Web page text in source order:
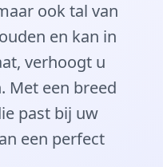
ook tal van
en kan in
verhoogt u
Met een breed
past bij uw
een perfect